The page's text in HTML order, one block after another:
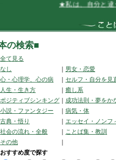
★私は、自分と違うもの
の検索■
全て見る
なし
男女・恋愛
心・心理学、心の病
セルフ・自分を見
人生・生き方
癒し系
ポジティブシンキング
成功法則・夢をか
小説・ファンタジー
病気・体
古典・悟り
エッセイ・ノンフ
社会の流れ・全般
ことば集・教訓
その他
おすすめ度で探す